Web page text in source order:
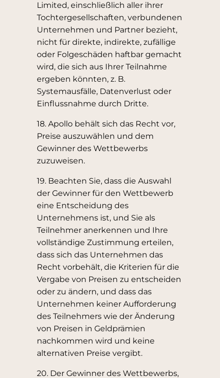
Limited, einschließlich aller ihrer
Tochtergesellschaften, verbundenen
Unternehmen und Partner bezieht,
nicht für direkte, indirekte, zufällige
oder Folgeschäden haftbar gemacht
wird, die sich aus Ihrer Teilnahme
ergeben könnten, z. B.
Systemausfälle, Datenverlust oder
Einflussnahme durch Dritte.
18. Apollo behält sich das Recht vor,
Preise auszuwählen und dem
Gewinner des Wettbewerbs
zuzuweisen.
19. Beachten Sie, dass die Auswahl
der Gewinner für den Wettbewerb
eine Entscheidung des
Unternehmens ist, und Sie als
Teilnehmer anerkennen und Ihre
vollständige Zustimmung erteilen,
dass sich das Unternehmen das
Recht vorbehält, die Kriterien für die
Vergabe von Preisen zu entscheiden
oder zu ändern, und dass das
Unternehmen keiner Aufforderung
des Teilnehmers wie der Änderung
von Preisen in Geldprämien
nachkommen wird und keine
alternativen Preise vergibt.
20. Der Gewinner des Wettbewerbs,